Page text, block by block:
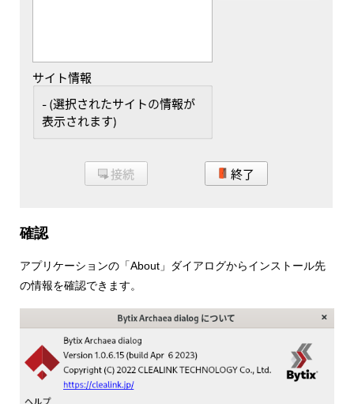
確認
アプリケーションの「About」ダイアログからインストール先
の情報を確認できます。